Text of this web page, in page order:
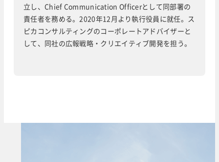
立し、Chief Communication Officerとして同部署の
責任者を務める。2020年12月より執行役員に就任。ス
ピカコンサルティングのコーポレートアドバイザーと
して、同社の広報戦略・クリエイティブ開発を担う。